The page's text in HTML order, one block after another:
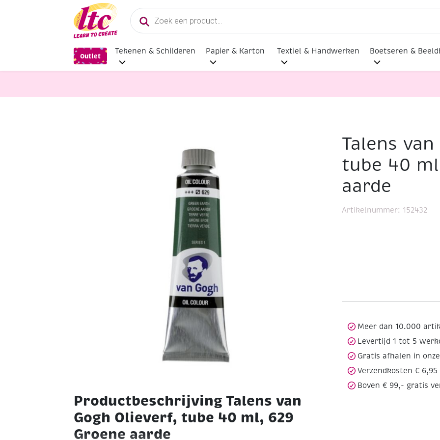
Producten
zoeken
Outlet
Tekenen & Schilderen Papier & Karton Textiel & Handwerken Boetseren &
Talens van Gogh Olieverf, tube 40 ml, 629 Groene aarde
Productbeschrijving Talens van
Gogh Olieverf, tube 40 ml, 629
Groene aarde
Talens
tube 40
aarde
Artikelnummer: 152432
Meer dan 10.000
Levertijd 1 tot 5
Gratis afhalen in
Verzendkosten € 6,95
Boven € 99,- gratis